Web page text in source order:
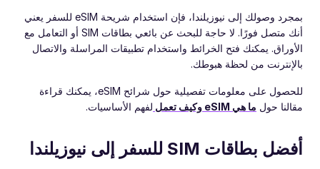
بمجرد وصولك إلى نيوزيلندا، فإن استخدام شريحة eSIM للسفر يعني
أنك متصل فورًا. لا حاجة للبحث عن بائعي بطاقات SIM أو التعامل مع
الأوراق. يمكنك فتح الخرائط واستخدام تطبيقات المراسلة والاتصال
بالإنترنت من لحظة هبوطك.
للحصول على معلومات تفصيلية حول شرائح eSIM، يمكنك قراءة
مقالنا حول ما هي eSIM وكيف تعمل لفهم الأساسيات.
أفضل بطاقات SIM للسفر إلى نيوزيلندا